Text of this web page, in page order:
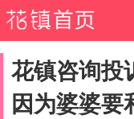
花镇咨询投
因为婆婆要